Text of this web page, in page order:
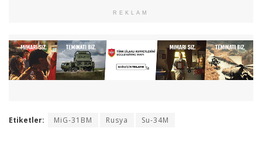
REKLAM
Etiketler: MiG-31BM Rusya Su-34M